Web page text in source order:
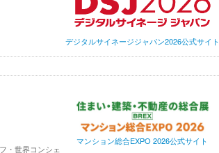
デジタルサイネージジャパン2026公式サイト
・世界コンシェ
マンション総合EXPO 2026公式サイト